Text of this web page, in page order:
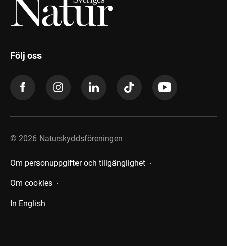
Följ oss
© 2026 Naturskyddsföreningen
Om personuppgifter och tillgänglighet
Om cookies
In English